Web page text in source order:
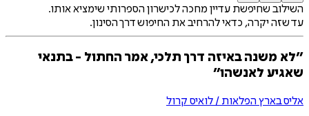
השילוב שחיפשת עדיין מחכה לכישרון הספרותי שימציא אותו.
עד שזה יקרה, כדאי להרחיב את החיפוש דרך הסינון.
״לא משנה באיזה דרך תלכי, אמר החתול - בתנאי
שאגיע לאנשהו״
אליס בארץ הפלאות / לואיס קרול